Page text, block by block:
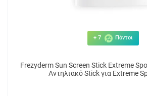
+ 7 Πόντοι
Frezyderm Sun Screen Stick Extreme
Αντηλιακό Stick για Extreme